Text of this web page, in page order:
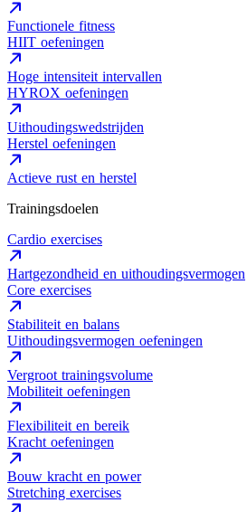
Functionele fitness
HIIT oefeningen
Hoge intensiteit intervallen
HYROX oefeningen
Uithoudingswedstrijden
Herstel oefeningen
Actieve rust en herstel
Trainingsdoelen
Cardio exercises
Hartgezondheid en uithoudingsvermogen
Core exercises
Stabiliteit en balans
Uithoudingsvermogen oefeningen
Vergroot trainingsvolume
Mobiliteit oefeningen
Flexibiliteit en bereik
Kracht oefeningen
Bouw kracht en power
Stretching exercises